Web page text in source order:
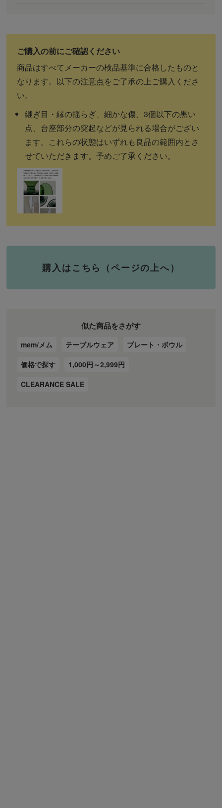
商品はすべてメーカーの検品基準に合格したものと
なります。以下の注意点をご了承の上ご購入くださ
い。
継ぎ目・縁の揺らぎ、細かな傷、3個以下の黒い
点、台座部分の突起などが見られる場合がござい
ます。これらの状態はいずれも良品の範囲内とさ
せていただきます。予めご了承ください。
購入はこちら（ページの上へ）
似た商品をさがす
mem/メム テーブルウェア
プレート・ボウル
価格で探す
1,000円～2,999円
CLEARANCE SALE